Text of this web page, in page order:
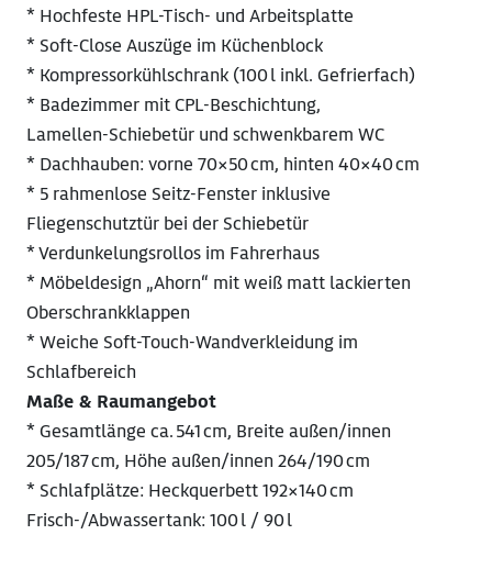
* Hochfeste HPL‑Tisch‑ und Arbeitsplatte
* Soft‑Close Auszüge im Küchenblock
* Kompressorkühlschrank (100 l inkl. Gefrierfach)
* Badezimmer mit CPL‑Beschichtung,
Lamellen‑Schiebetür und schwenkbarem WC
* Dachhauben: vorne 70×50 cm, hinten 40×40 cm
* 5 rahmenlose Seitz‑Fenster inklusive
Fliegenschutztür bei der Schiebetür
* Verdunkelungsrollos im Fahrerhaus
* Möbeldesign „Ahorn“ mit weiß matt lackierten
Oberschrankklappen
* Weiche Soft‑Touch‑Wandverkleidung im
Schlafbereich
Maße & Raumangebot
* Gesamtlänge ca. 541 cm, Breite außen/innen
205/187 cm, Höhe außen/innen 264/190 cm
* Schlafplätze: Heckquerbett 192×140 cm
Frisch-/Abwassertank: 100 l / 90 l